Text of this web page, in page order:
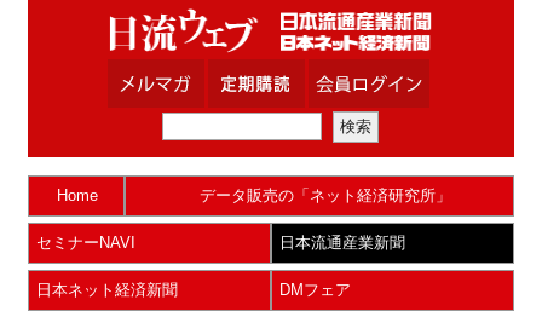
Home データ販売の「ネット経済研究所」
セミナーNAVI 日本流通産業新聞
日本ネット経済新聞 DMフェア